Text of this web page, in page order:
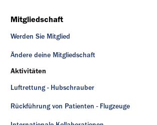
Mitgliedschaft
Werden Sie Mitglied
Ändere deine Mitgliedschaft
Aktivitäten
Luftrettung - Hubschrauber
Rückführung von Patienten - Flugzeuge